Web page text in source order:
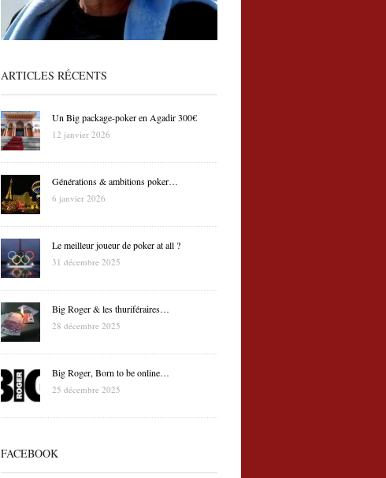
ARTICLES RÉCENTS
Un Big package-poker en Agadir 300€
12 janvier 2026
Générations & ambitions poker…
6 janvier 2026
Le meilleur joueur de poker at all ?
31 décembre 2025
Big Roger & les thuriféraires…
28 décembre 2025
Big Roger, Born to be online…
25 décembre 2025
FACEBOOK